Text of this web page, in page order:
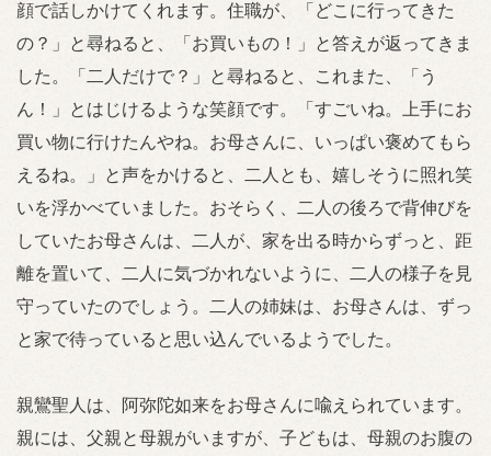
顔で話しかけてくれます。住職が、「どこに行ってきた
の？」と尋ねると、「お買いもの！」と答えが返ってきま
した。「二人だけで？」と尋ねると、これまた、「う
ん！」とはじけるような笑顔です。「すごいね。上手にお
買い物に行けたんやね。お母さんに、いっぱい褒めてもら
えるね。」と声をかけると、二人とも、嬉しそうに照れ笑
いを浮かべていました。おそらく、二人の後ろで背伸びを
していたお母さんは、二人が、家を出る時からずっと、距
離を置いて、二人に気づかれないように、二人の様子を見
守っていたのでしょう。二人の姉妹は、お母さんは、ずっ
と家で待っていると思い込んでいるようでした。
親鸞聖人は、阿弥陀如来をお母さんに喩えられています。
親には、父親と母親がいますが、子どもは、母親のお腹の